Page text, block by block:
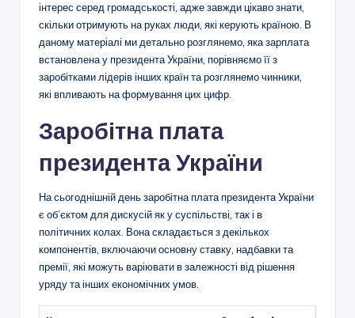
інтерес серед громадськості, адже завжди цікаво знати,
скільки отримують на руках люди, які керують країною. В
даному матеріалі ми детально розглянемо, яка зарплата
встановлена у президента України, порівняємо її з
заробітками лідерів інших країн та розглянемо чинники,
які впливають на формування цих цифр.
Заробітна плата
президента України
На сьогоднішній день заробітна плата президента України
є об’єктом для дискусій як у суспільстві, так і в
політичних колах. Вона складається з декількох
компонентів, включаючи основну ставку, надбавки та
премії, які можуть варіювати в залежності від рішення
уряду та інших економічних умов.